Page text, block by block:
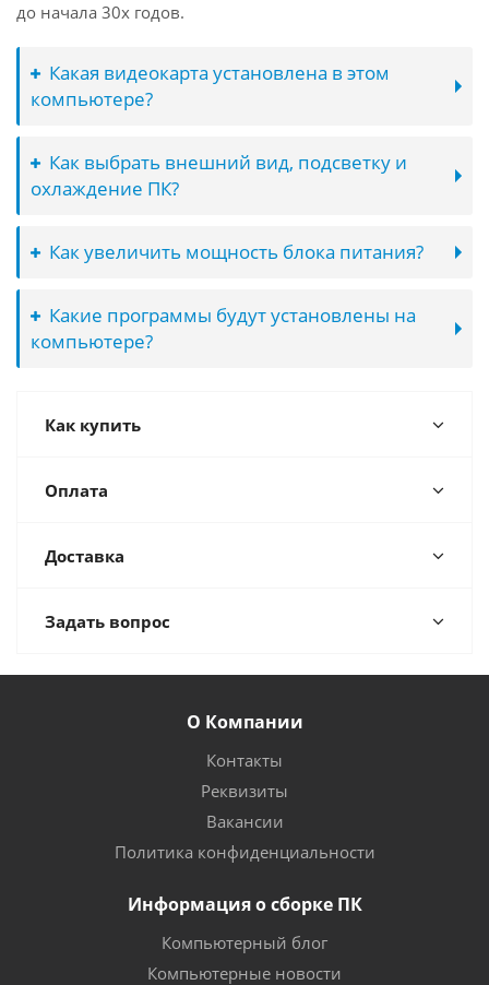
до начала 30х годов.
Какая видеокарта установлена в этом
компьютере?
Как выбрать внешний вид, подсветку и
охлаждение ПК?
Как увеличить мощность блока питания?
Какие программы будут установлены на
компьютере?
Как купить
Оплата
Доставка
Задать вопрос
О Компании
Контакты
Реквизиты
Вакансии
Политика конфиденциальности
Информация о сборке ПК
Компьютерный блог
Компьютерные новости